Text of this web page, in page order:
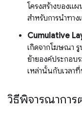
โครงสร้างของแ
สำหรับการนำทา
Cumulative
เกิดจากโฆษณา
ย้ายองค์ประกอบ
เหล่านั้นกับเวลา
วิธีพิจารณาการ